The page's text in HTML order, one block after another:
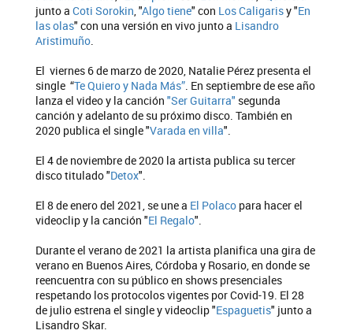
junto a Coti Sorokin, "Algo tiene" con Los Caligarisy "En
las olas" con una versión en vivo junto a Lisandro
Aristimuño.
El viernes 6 de marzo de 2020, Natalie Pérez presenta el
single “Te Quiero y Nada Más”. En septiembre de ese año
lanza el video y la canción "Ser Guitarra" segunda
canción y adelanto de su próximo disco. También en
2020 publica el single "Varada en villa".
El 4 de noviembre de 2020 la artista publica su tercer
disco titulado "Detox".
El 8 de enero del 2021, se une a El Polaco para hacer el
videoclip y la canción "El Regalo".
Durante el verano de 2021 la artista planifica una gira de
verano en Buenos Aires, Córdoba y Rosario, en donde se
reencuentra con su público en shows presenciales
respetando los protocolos vigentes por Covid-19. El 28
de julio estrena el single y videoclip "Espaguetis" junto a
Lisandro Skar.